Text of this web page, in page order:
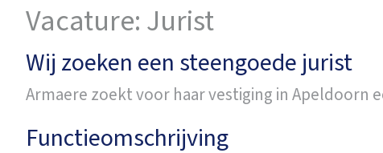
Vacature: Jurist
Wij zoeken een steengoede jurist
Armaere zoekt voor haar vestiging in Apeldoorn
Functieomschrijving